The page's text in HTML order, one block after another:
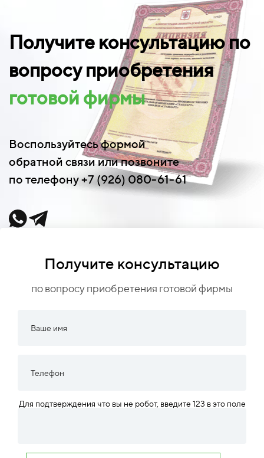
Получите консультацию по
вопросу приобретения
готовой фирмы
Воспользуйтесь формой
обратной связи или позвоните
по телефону +7 (926) 080-61-61
Получите консультацию
по вопросу приобретения готовой фирмы
Для подтверждения что вы не робот, введите 123 в это поле